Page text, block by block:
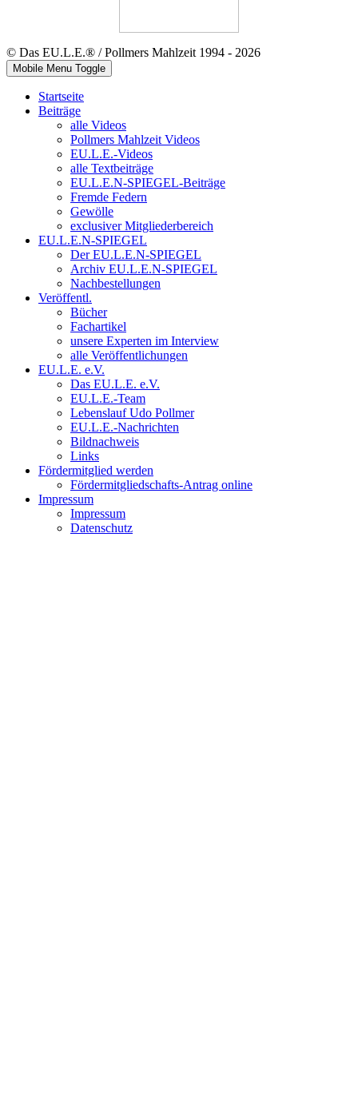
© Das EU.L.E.® / Pollmers Mahlzeit 1994 - 2026
Mobile Menu Toggle
Startseite
Beiträge
alle Videos
Pollmers Mahlzeit Videos
EU.L.E.-Videos
alle Textbeiträge
EU.L.E.N-SPIEGEL-Beiträge
Fremde Federn
Gewölle
exclusiver Mitgliederbereich
EU.L.E.N-SPIEGEL
Der EU.L.E.N-SPIEGEL
Archiv EU.L.E.N-SPIEGEL
Nachbestellungen
Veröffentl.
Bücher
Fachartikel
unsere Experten im Interview
alle Veröffentlichungen
EU.L.E. e.V.
Das EU.L.E. e.V.
EU.L.E.-Team
Lebenslauf Udo Pollmer
EU.L.E.-Nachrichten
Bildnachweis
Links
Fördermitglied werden
Fördermitgliedschafts-Antrag online
Impressum
Impressum
Datenschutz